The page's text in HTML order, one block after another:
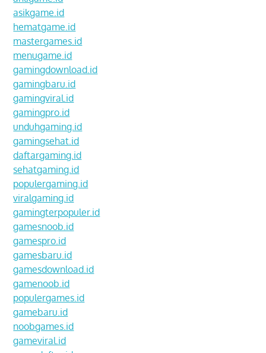
asikgame.id
hematgame.id
mastergames.id
menugame.id
gamingdownload.id
gamingbaru.id
gamingviral.id
gamingpro.id
unduhgaming.id
gamingsehat.id
daftargaming.id
sehatgaming.id
populergaming.id
viralgaming.id
gamingterpopuler.id
gamesnoob.id
gamespro.id
gamesbaru.id
gamesdownload.id
gamenoob.id
populergames.id
gamebaru.id
noobgames.id
gameviral.id